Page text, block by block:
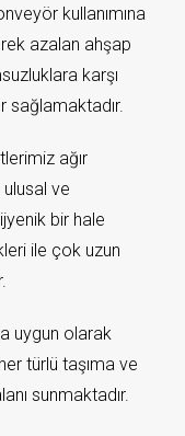
kullanımına
azalan ahşap
karşı
sağlamaktadır.
ağır
ve
bir hale
ile çok uzun
uygun olarak
türlü taşıma ve
sunmaktadır.